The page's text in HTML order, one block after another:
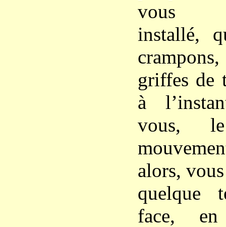
vous
installé,
griffes de
à
vous,
alors,
quelque
face,